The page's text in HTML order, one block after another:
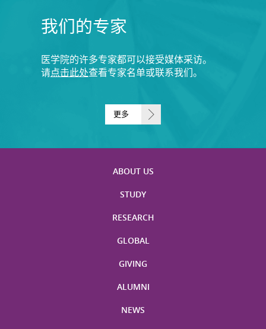
我们的专家
医学院的许多专家都可以接受媒体采访。
请点击此处查看专家名单或联系我们。
更多
ABOUT US
STUDY
RESEARCH
GLOBAL
GIVING
ALUMNI
NEWS